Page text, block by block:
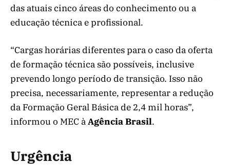
das atuais cinco áreas do conhecimento ou a
educação técnica e profissional.
“Cargas horárias diferentes para o caso da oferta
de formação técnica são possíveis, inclusive
prevendo longo período de transição. Isso não
precisa, necessariamente, representar a redução
da Formação Geral Básica de 2,4 mil horas”,
informou o MEC àAgência Brasil.
Urgência